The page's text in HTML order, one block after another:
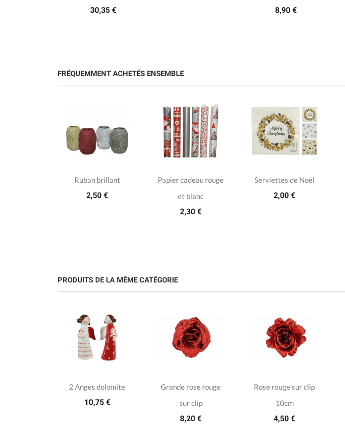
30,35 € 8,90 €
FRÉQUEMMENT ACHETÉS ENSEMBLE
Ruban brillant
2,50 €
Papier cadeau rouge
et blanc
2,30 €
Serviettes de Noël
2,00 €
PRODUITS DE LA MÊME CATÉGORIE
2 Anges dolomite
10,75 €
Grande rose rouge
sur clip
8,20 €
Rose rouge sur clip
10cm
4,50 €